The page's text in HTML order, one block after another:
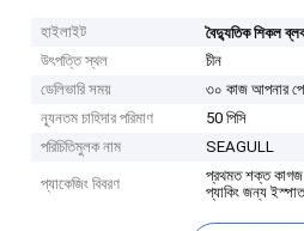
হাইলাইট বৈদ্যুতিক শিকল
উৎপত্তি স্থল
চীন
ডেলিভারি সময়
৩০ কাজ আপনার
ন্যূনতম চাহিদার পরিমাণ
50 পিসি
পরিচিতিমুলক নাম
SEAGULL
প্যাকেজিং বিবরণ
প্রথমত শক্ত কাগজ
প্যাকিং জন্য